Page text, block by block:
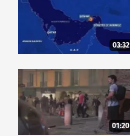
03:32
01:20